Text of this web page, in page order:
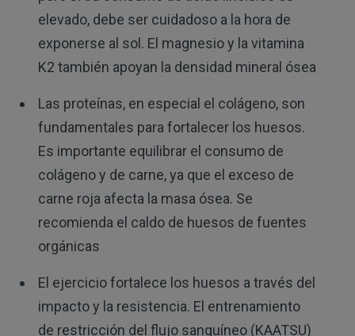
elevado, debe ser cuidadoso a la hora de
exponerse al sol. El magnesio y la vitamina
K2 también apoyan la densidad mineral ósea
Las proteínas, en especial el colágeno, son
fundamentales para fortalecer los huesos.
Es importante equilibrar el consumo de
colágeno y de carne, ya que el exceso de
carne roja afecta la masa ósea. Se
recomienda el caldo de huesos de fuentes
orgánicas
El ejercicio fortalece los huesos a través del
impacto y la resistencia. El entrenamiento
de restricción del flujo sanguíneo (KAATSU)